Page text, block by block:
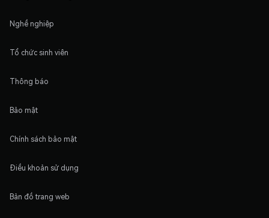
Nghề nghiệp
Tổ chức sinh viên
Thông báo
Bảo mật
Chính sách bảo mật
Điều khoản sử dụng
Bản đồ trang web